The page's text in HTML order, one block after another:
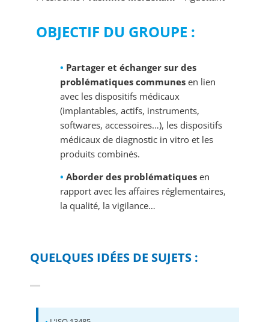
OBJECTIF DU GROUPE :
• Partager et échanger sur des
problématiques communes en lien
avec les dispositifs médicaux
(implantables, actifs, instruments,
softwares, accessoires…), les dispositifs
médicaux de diagnostic in vitro et les
produits combinés.
• Aborder des problématiques en
rapport avec les affaires réglementaires,
la qualité, la vigilance…
QUELQUES IDÉES DE SUJETS :